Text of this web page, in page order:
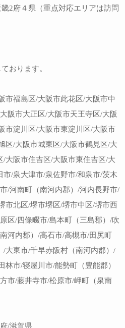
2府４県（重点対応エリアは訪問
おります。
市福島区/大阪市此花区/大阪市中
阪市大正区/大阪市天王寺区/大阪
市淀川区/大阪市東淀川区/大阪市
区/大阪市城東区/大阪市鶴見区/大
/大阪市住吉区/大阪市東住吉区/大
市/泉大津市/泉佐野市/和泉市/茨木
/河南町（南河内郡）/河内長野市/
市北区/堺市堺区/堺市中区/堺市西
区/四條畷市/島本町（三島郡）/吹
河内郡）/高石市/高槻市/田尻町
/大東市/千早赤阪村（南河内郡）/
林市/寝屋川市/能勢町（豊能郡）
市/藤井寺市/松原市/岬町（泉南
/滋賀県